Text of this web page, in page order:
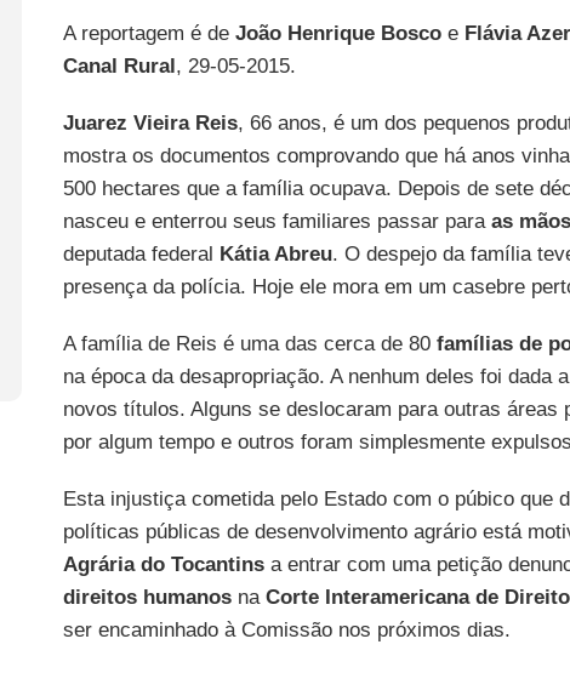
A reportagem é de João Henrique Boscoe Flávia
Canal Rural, 29-05-2015.
Juarez Vieira Reis, 66 anos, é um dos pequenos
mostra os documentos comprovando que há anos
500 hectares que a família ocupava. Depois de sete
nasceu e enterrou seus familiares passar para as
deputada federal Kátia Abreu. O despejo da família
presença da polícia. Hoje ele mora em um casebre
A família de Reis é uma das cerca de 80 famílias de
na época da desapropriação. A nenhum deles foi dada
novos títulos. Alguns se deslocaram para outras áreas
por algum tempo e outros foram simplesmente
Esta injustiça cometida pelo Estado com o púbico que
políticas públicas de desenvolvimento agrário está
Agrária do Tocantinsa entrar com uma petição
direitos humanosna Corte Interamericana de
ser encaminhado à Comissão nos próximos dias.